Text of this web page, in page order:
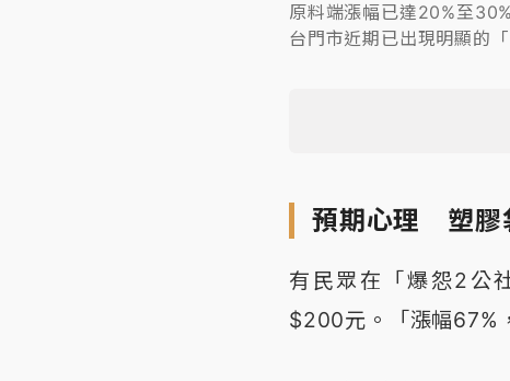
原料端漲幅已達20%至
台門市近期已出現明顯的
預期心理 塑膠
有民眾在「爆怨2公
$200元。「漲幅67%